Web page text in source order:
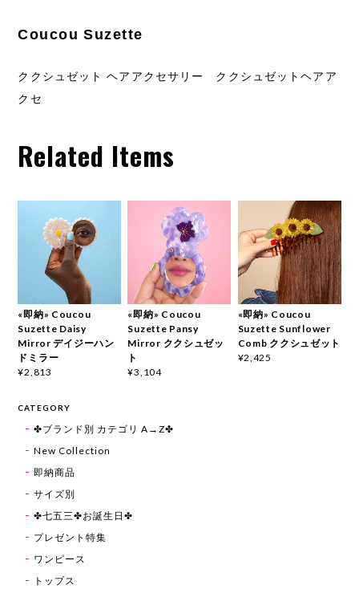
Coucou Suzette
ククシュゼット ヘアアクセサリー ククシュゼットヘアア
クセ
Related Items
«即納» Coucou
Suzette Daisy
Mirror デイジーハン
ドミラー
¥2,813
«即納» Coucou
Suzette Pansy
Mirror ククシュゼッ
ト
¥3,104
«即納» Coucou
Suzette Sunflower
Comb ククシュゼット
¥2,425
CATEGORY
✤ブランド別 カテゴリ A→Z✤
New Collection
即納商品
サイズ別
✤七五三✤お誕生日✤
プレゼント特集
ワンピース
トップス